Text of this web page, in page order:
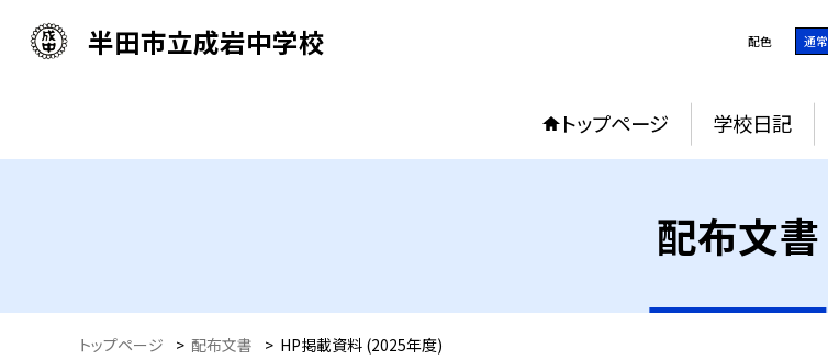
半田市立成岩中学校 配色 通常
トップページ 学校日記
配布文書
トップページ > 配布文書 > HP掲載資料 (2025年度)